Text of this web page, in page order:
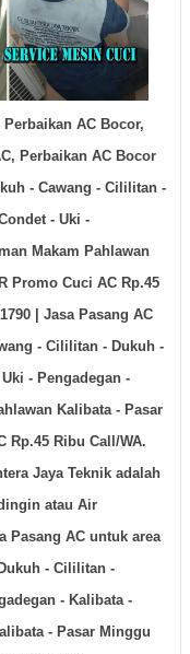
AC Bocor,
Perbaikan AC Bocor
- Cawang - Cililitan -
- Uki -
Makam Pahlawan
Promo Cuci AC Rp.45
Jasa Pasang AC
- Cililitan - Dukuh -
- Pengadegan -
Kalibata - Pasar
Rp.45 Ribu Call/WA.
Jaya Teknik adalah
atau Air
Pasang AC untuk area
- Cililitan -
- Kalibata -
- Pasar Minggu